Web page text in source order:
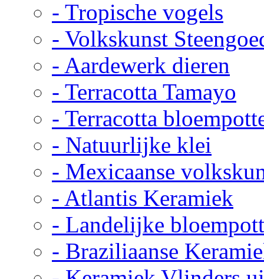
- Tropische vogels
- Volkskunst
- Aardewerk dieren
- Terracotta Tamayo
- Terracotta
- Natuurlijke klei
- Mexicaanse
- Atlantis Keramiek
- Landelijke
- Braziliaanse